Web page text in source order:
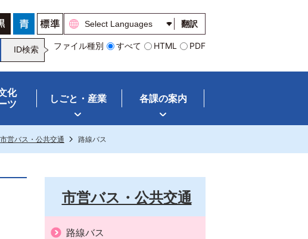
翻訳
ID検索 ファイル種別 すべて HTML PDF
化
ツ
しごと・産業 各課の案内
市営バス・公共交通 路線バス
市営バス・公共交通
路線バス